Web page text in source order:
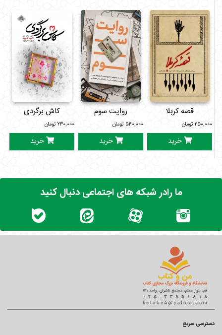
قصه کربلا
۲۵۰,۰۰۰ تومان
خرید
روایت سوم
۵۴۰,۰۰۰ تومان
خرید
کاش برگردی
۲۳۰,۰۰۰ تومان
خرید
ما رادر شبکه های اجتماعی دنبال کنید
دسترسی سریع